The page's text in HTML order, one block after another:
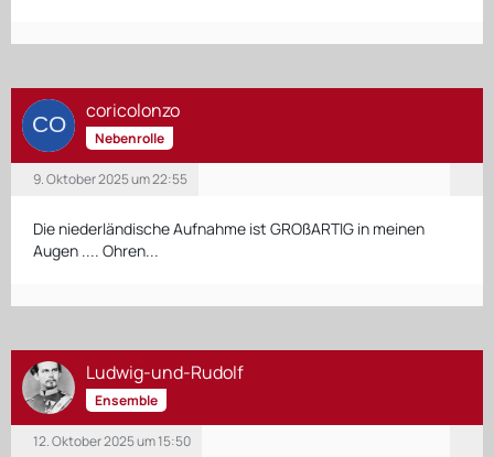
coricolonzo
Nebenrolle
9. Oktober 2025 um 22:55
Die niederländische Aufnahme ist GROßARTIG in meinen
Augen .... Ohren...
Ludwig-und-Rudolf
Ensemble
12. Oktober 2025 um 15:50